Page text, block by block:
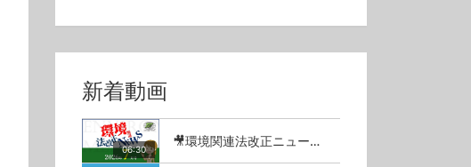
新着動画
06:30
🎥環境関連法改正ニュース_2026年7月